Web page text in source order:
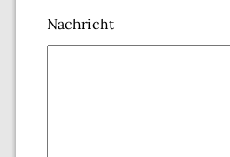
Nachricht